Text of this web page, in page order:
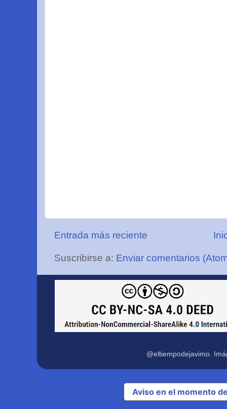
Entrada más reciente
Suscribirse a: Enviar comentarios
@eltiempodejavimo.
Aviso en el momento